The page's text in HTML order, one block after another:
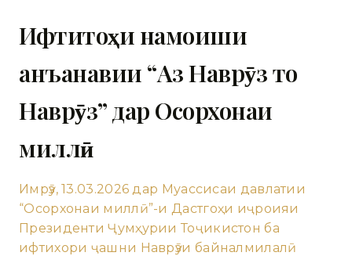
Ифтитоҳи намоиши
анъанавии “Аз Наврӯз то
Наврӯз” дар Осорхонаи
миллӣ
Имрӯз, 13.03.2026 дар Муассисаи давлатии
“Осорхонаи миллӣ”-и Дастгоҳи иҷроияи
Президенти Ҷумҳурии Тоҷикистон ба
ифтихори ҷашни Наврӯзи байналмилалӣ